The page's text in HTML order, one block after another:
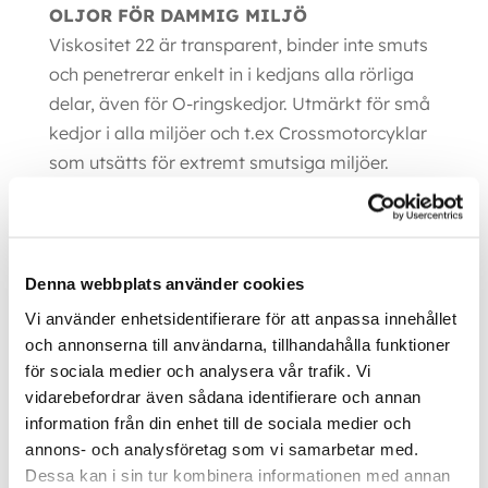
Denna webbplats använder cookies
Vi använder enhetsidentifierare för att anpassa innehållet
och annonserna till användarna, tillhandahålla funktioner
för sociala medier och analysera vår trafik. Vi
vidarebefordrar även sådana identifierare och annan
information från din enhet till de sociala medier och
annons- och analysföretag som vi samarbetar med.
Dessa kan i sin tur kombinera informationen med annan
OLJOR FÖR DAMMIG MILJÖ
Viskositet 22 är transparent, binder inte smuts
och penetrerar enkelt in i kedjans alla rörliga
delar, även för O-ringskedjor. Utmärkt för små
kedjor i alla miljöer och t.ex Crossmotorcyklar
som utsätts för extremt smutsiga miljöer.
centralsmörjnings-system i extremt dammig
miljö. Innehåller flera typer av basoljor och
lösningsmedel. En olja som rengör kedjor och
ökar kraftigt i viskositet från 46 till 120 efter
applicering och får då sin höga vidhäftning och
styrka i länkarna.